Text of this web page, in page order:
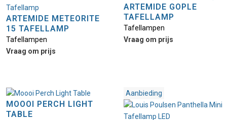
ARTEMIDE METEORITE
15 TAFELLAMP
Tafellampen
Vraag om prijs
ARTEMIDE GOPLE
TAFELLAMP
Tafellampen
Vraag om prijs
MOOOI PERCH LIGHT
TABLE
Aanbieding